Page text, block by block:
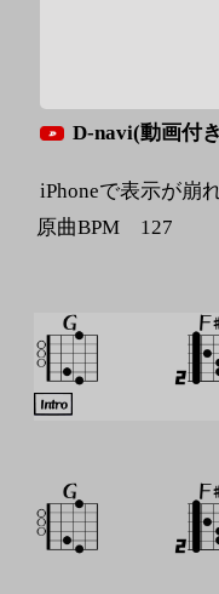
D-navi(動画付
iPhoneで表示が崩
原曲BPM 127